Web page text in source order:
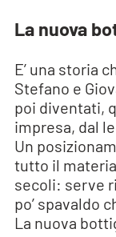
La nuova
E’ una storia
Stefano e
poi diventati,
impresa, dal
Un
tutto il
secoli: serve
po’ spavaldo
La nuova